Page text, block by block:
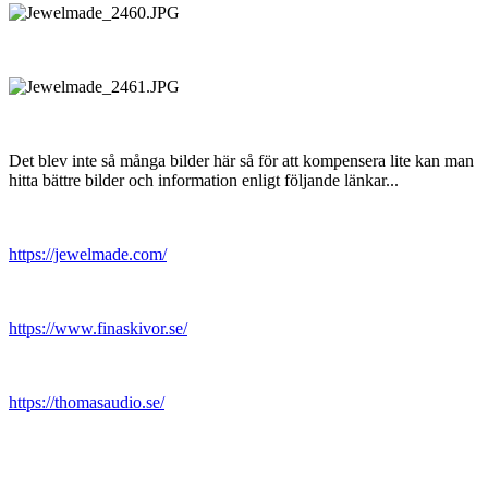
Det blev inte så många bilder här så för att kompensera lite kan man
hitta bättre bilder och information enligt följande länkar...
https://jewelmade.com/
https://www.finaskivor.se/
https://thomasaudio.se/